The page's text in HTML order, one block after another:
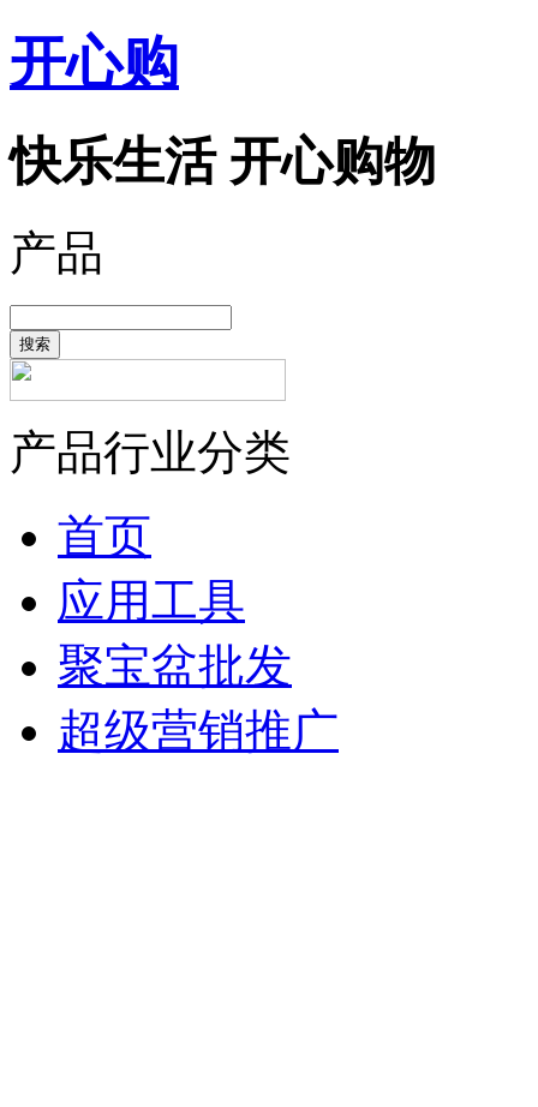
开心购
快乐生活 开心购物
产品
搜索
产品行业分类
首页
应用工具
聚宝盆批发
超级营销推广